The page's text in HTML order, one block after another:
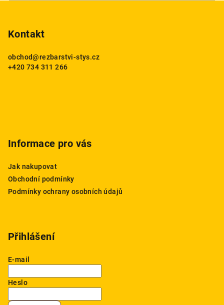
Kontakt
obchod@rezbarstvi-stys.cz
+420 734 311 266
Informace pro vás
Jak nakupovat
Obchodní podmínky
Podmínky ochrany osobních údajů
Přihlášení
E-mail
Heslo